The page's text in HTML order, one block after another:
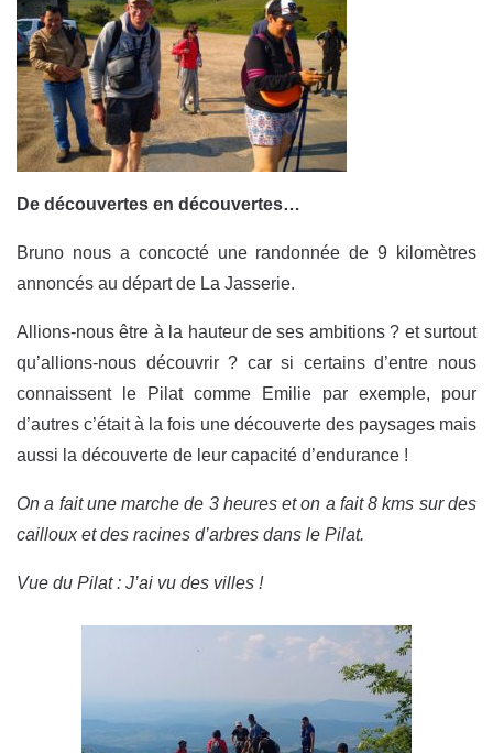
De découvertes en découvertes…
Bruno nous a concocté une randonnée de 9 kilomètres
annoncés au départ de La Jasserie.
Allions-nous être à la hauteur de ses ambitions ? et surtout
qu’allions-nous découvrir ? car si certains d’entre nous
connaissent le Pilat comme Emilie par exemple, pour
d’autres c’était à la fois une découverte des paysages mais
aussi la découverte de leur capacité d’endurance !
On a fait une marche de 3 heures et on a fait 8 kms sur des
cailloux et des racines d’arbres dans le Pilat.
Vue du Pilat : J’ai vu des villes !